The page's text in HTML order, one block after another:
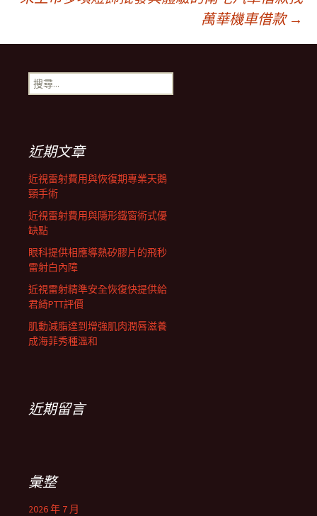
章
導
航
列
萬華機車借款 →
搜
尋
近期文章
近視雷射費用與恢復期專業天鵝
頸手術
近視雷射費用與隱形鐵窗術式優
缺點
眼科提供相應導熱矽膠片的飛秒
雷射白內障
近視雷射精準安全恢復快提供給
君綺PTT評價
肌動減脂達到增強肌肉潤唇滋養
成海菲秀種溫和
近期留言
彙整
2026 年 7 月